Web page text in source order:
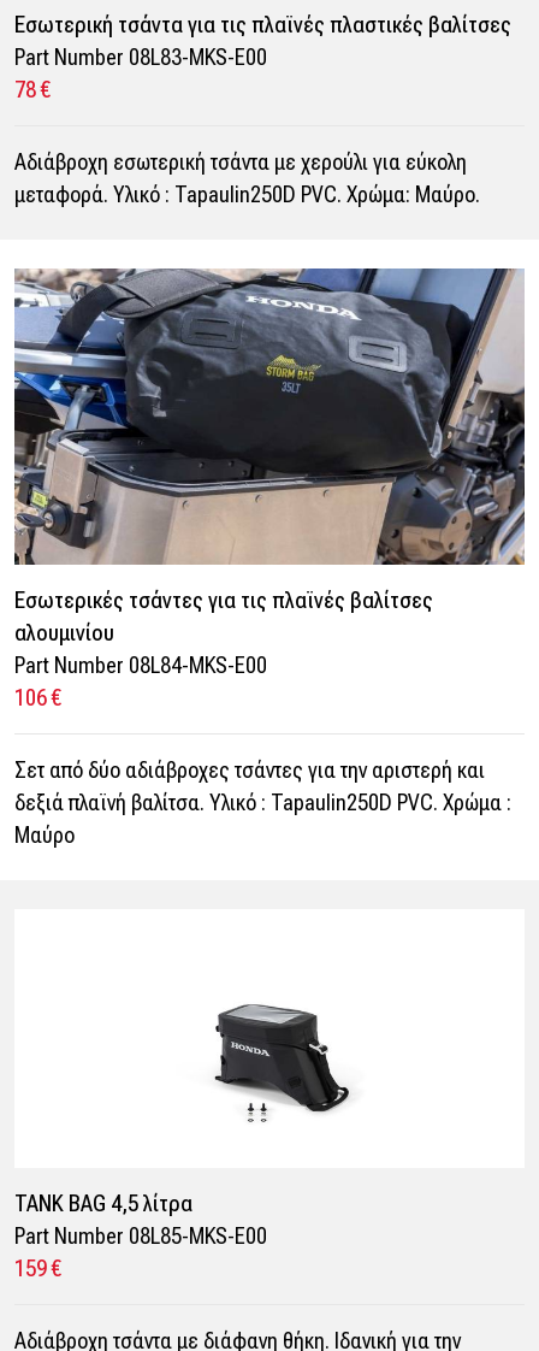
Eσωτερική τσάντα για τις πλαϊνές πλαστικές βαλίτσες
Part Number 08L83-MKS-E00
78 €
Αδιάβροχη εσωτερική τσάντα με χερούλι για εύκολη
μεταφορά. Υλικό : Tapaulin250D PVC. Xρώμα: Μαύρο.
Εσωτερικές τσάντες για τις πλαϊνές βαλίτσες
αλουμινίου
Part Number 08L84-MKS-E00
106 €
Σετ από δύο αδιάβροχες τσάντες για την αριστερή και
δεξιά πλαϊνή βαλίτσα. Υλικό : Tapaulin250D PVC. Χρώμα :
Mαύρο
TANK BAG 4,5 λίτρα
Part Number 08L85-MKS-E00
159 €
Αδιάβροχη τσάντα με διάφανη θήκη. Ιδανική για την